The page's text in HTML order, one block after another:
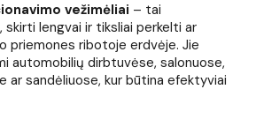
vežimėliai – tai
skirti lengvai ir tiksliai perkelti ar
ribotoje erdvėje. Jie
automobilių dirbtuvėse, salonuose,
ar sandėliuose, kur būtina efektyviai